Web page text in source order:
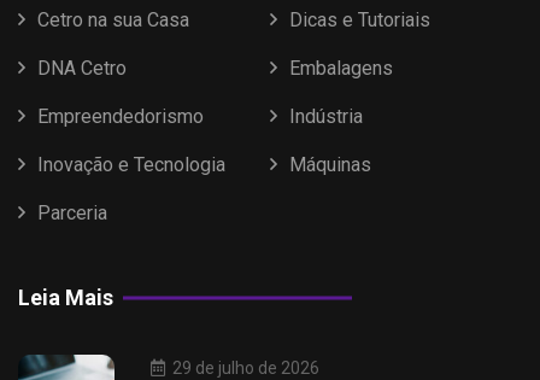
Cetro na sua Casa Dicas e Tutoriais
DNA Cetro Embalagens
Empreendedorismo Indústria
Inovação e Tecnologia Máquinas
Parceria
Leia Mais
29 de julho de 2026